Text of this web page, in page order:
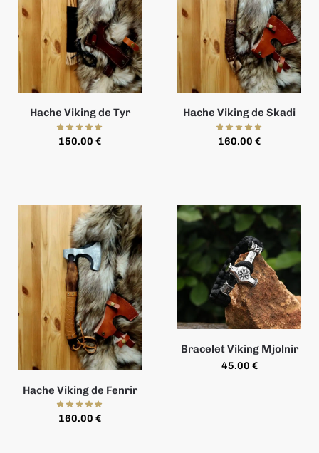
Hache Viking de Tyr
150.00 €
Hache Viking de Skadi
160.00 €
Hache Viking de Fenrir
160.00 €
Bracelet Viking Mjolnir
45.00 €